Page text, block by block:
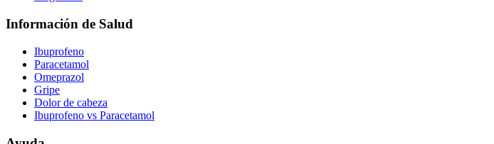
Información de Salud
Ibuprofeno
Paracetamol
Omeprazol
Gripe
Dolor de cabeza
Ibuprofeno vs Paracetamol